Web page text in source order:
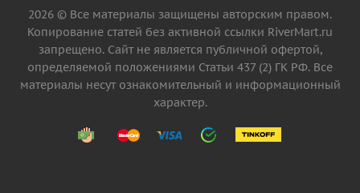
2026 © Все материалы защищены авторским правом.
Копирование статей без активной ссылки RiverMart.ru
запрещено. Сайт не является публичной офертой,
определяемой положениями Статьи 437 (2) ГК РФ. Все
материалы несут ознакомительный и информационный
характер.